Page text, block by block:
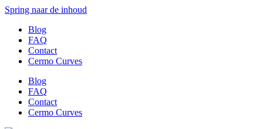
Spring naar de inhoud
Blog
FAQ
Contact
Cermo Curves
Blog
FAQ
Contact
Cermo Curves